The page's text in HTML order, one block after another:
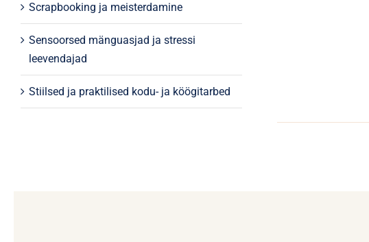
Scrapbooking ja meisterdamine
Sensoorsed mänguasjad ja stressi
leevendajad
Stiilsed ja praktilised kodu- ja köögitarbed
tootelehel.